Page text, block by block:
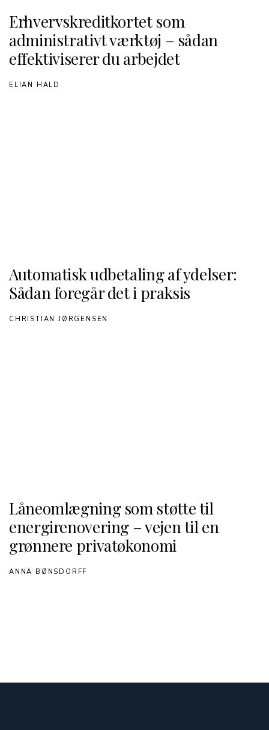
Erhvervskreditkortet som
administrativt værktøj – sådan
effektiviserer du arbejdet
ELIAN HALD
Automatisk udbetaling af ydelser:
Sådan foregår det i praksis
CHRISTIAN JØRGENSEN
Låneomlægning som støtte til
energirenovering – vejen til en
grønnere privatøkonomi
ANNA BØNSDORFF